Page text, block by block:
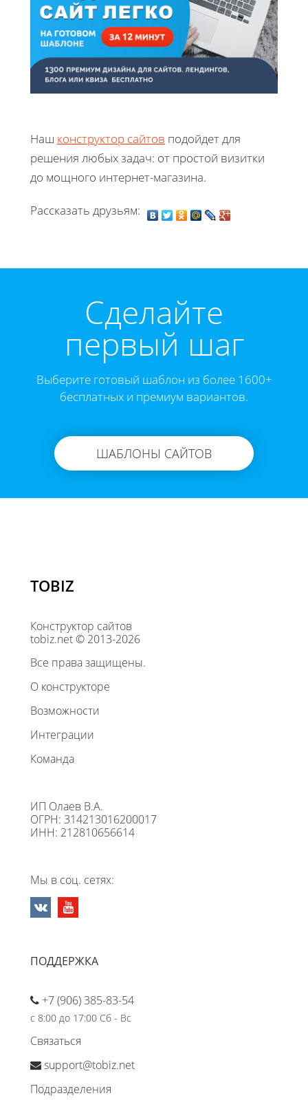
Наш конструктор сайтов подойдет для
решения любых задач: от простой визитки
до мощного интернет-магазина.
Рассказать друзьям:
Cделайте
первый шаг
Выберите готовый шаблон из более 1600+
бесплатных и премиум вариантов.
ШАБЛОНЫ САЙТОВ
TOBIZ
Конструктор сайтов
tobiz.net © 2013-2026
Все права защищены.
О конструкторе
Возможности
Интеграции
Команда
ИП Олаев В.А.
ОГРН: 314213016200017
ИНН: 212810656614
Мы в соц. сетях:
ПОДДЕРЖКА
+7 (906) 385-83-54
с 8:00 до 17:00 Сб - Вс
Связаться
support@tobiz.net
Подразделения